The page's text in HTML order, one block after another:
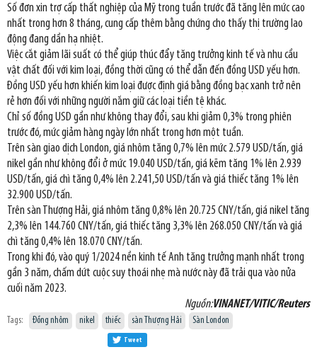
Số đơn xin trợ cấp thất nghiệp của Mỹ trong tuần trước đã tăng lên mức cao
nhất trong hơn 8 tháng, cung cấp thêm bằng chứng cho thấy thị trường lao
động đang dần hạ nhiệt.
Việc cắt giảm lãi suất có thể giúp thúc đẩy tăng trưởng kinh tế và nhu cầu
vật chất đối với kim loại, đồng thời cũng có thể dẫn đến đồng USD yếu hơn.
Đồng USD yếu hơn khiến kim loại được định giá bằng đồng bạc xanh trở nên
rẻ hơn đối với những người nắm giữ các loại tiền tệ khác.
Chỉ số đồng USD gần như không thay đổi, sau khi giảm 0,3% trong phiên
trước đó, mức giảm hàng ngày lớn nhất trong hơn một tuần.
Trên sàn giao dịch London, giá nhôm tăng 0,7% lên mức 2.579 USD/tấn, giá
nikel gần như không đổi ở mức 19.040 USD/tấn, giá kẽm tăng 1% lên 2.939
USD/tấn, giá chì tăng 0,4% lên 2.241,50 USD/tấn và giá thiếc tăng 1% lên
32.900 USD/tấn.
Trên sàn Thượng Hải, giá nhôm tăng 0,8% lên 20.725 CNY/tấn, giá nikel tăng
2,3% lên 144.760 CNY/tấn, giá thiếc tăng 3,3% lên 268.050 CNY/tấn và giá
chì tăng 0,4% lên 18.070 CNY/tấn.
Trong khi đó, vào quý 1/2024 nền kinh tế Anh tăng trưởng mạnh nhất trong
gần 3 năm, chấm dứt cuộc suy thoái nhẹ mà nước này đã trải qua vào nửa
cuối năm 2023.
Nguồn:VINANET/VITIC/Reuters
Tags: Đồng nhôm nikel thiếc sàn Thượng Hải Sàn London
Tweet